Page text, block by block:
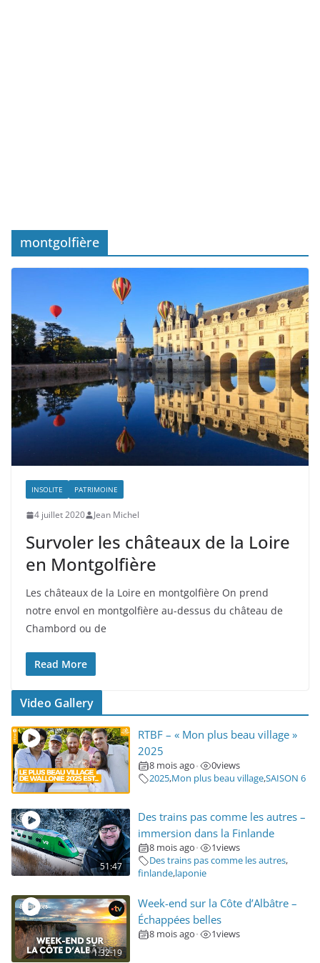
montgolfière
INSOLITE PATRIMOINE
4 juillet 2020 Jean Michel
Survoler les châteaux de la Loire
en Montgolfière
Les châteaux de la Loire en montgolfière On prend
notre envol en montgolfière au-dessus du château de
Chambord ou de
Read More
Video Gallery
RTBF – « Mon plus beau village »
2025
8 mois ago • 0views
2025,Mon plus beau village,SAISON 6
51:47
Des trains pas comme les autres –
immersion dans la Finlande
8 mois ago • 1views
Des trains pas comme les autres,
finlande,laponie
1:32:19
Week-end sur la Côte d’Albâtre –
Échappées belles
8 mois ago • 1views